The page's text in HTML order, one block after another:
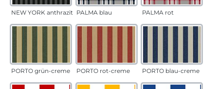
NEW YORK anthrazit PALMA blau PALMA rot
PORTO grün-creme PORTO rot-creme PORTO blau-creme